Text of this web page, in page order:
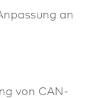
an
von CAN-